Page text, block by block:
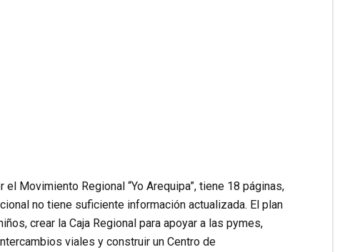
Movimiento Regional “Yo Arequipa”, tiene 18 páginas,
no tiene suficiente información actualizada. El plan
crear la Caja Regional para apoyar a las pymes,
viales y construir un Centro de